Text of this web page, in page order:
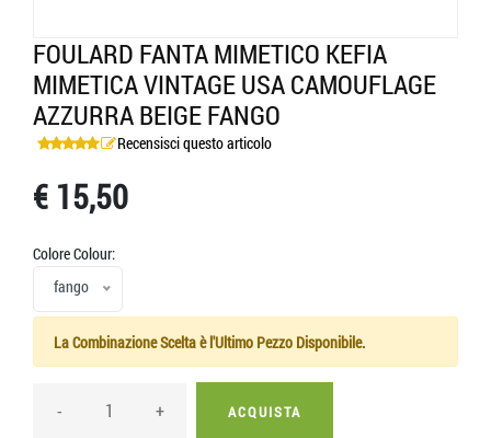
FOULARD FANTA MIMETICO KEFIA
MIMETICA VINTAGE USA CAMOUFLAGE
AZZURRA BEIGE FANGO
Recensisci questo articolo
€ 15,50
Colore Colour:
fango
La Combinazione Scelta è l'Ultimo Pezzo Disponibile.
- + ACQUISTA